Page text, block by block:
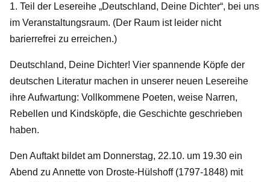
1. Teil der Lesereihe „Deutschland, Deine Dichter“, bei uns
im Veranstaltungsraum. (Der Raum ist leider nicht
barierrefrei zu erreichen.)
Deutschland, Deine Dichter! Vier spannende Köpfe der
deutschen Literatur machen in unserer neuen Lesereihe
ihre Aufwartung: Vollkommene Poeten, weise Narren,
Rebellen und Kindsköpfe, die Geschichte geschrieben
haben.
Den Auftakt bildet am Donnerstag, 22.10. um 19.30 ein
Abend zu Annette von Droste-Hülshoff (1797-1848) mit